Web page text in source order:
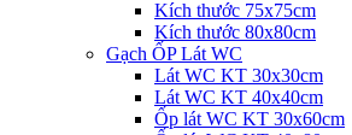
Kích thước 75x75cm
Kích thước 80x80cm
Gạch ỐP Lát WC
Lát WC KT 30x30cm
Lát WC KT 40x40cm
Ốp lát WC KT 30x60cm